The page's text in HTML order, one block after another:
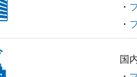
・
・
国